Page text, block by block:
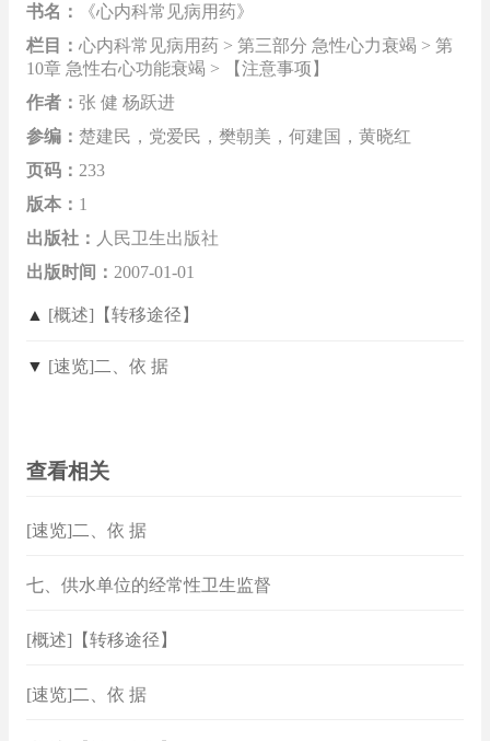
书名：
《心内科常见病用药》
栏目： 心内科常见病用药 > 第三部分 急性心力衰竭 > 第
10章 急性右心功能衰竭 > 【注意事项】
作者： 张 健 杨跃进
参编： 楚建民，党爱民，樊朝美，何建国，黄晓红
页码： 233
版本： 1
出版社： 人民卫生出版社
出版时间： 2007-01-01
▲ [概述]【转移途径】
▼ [速览]二、依 据
查看相关
[速览]二、依 据
七、供水单位的经常性卫生监督
[概述]【转移途径】
[速览]二、依 据